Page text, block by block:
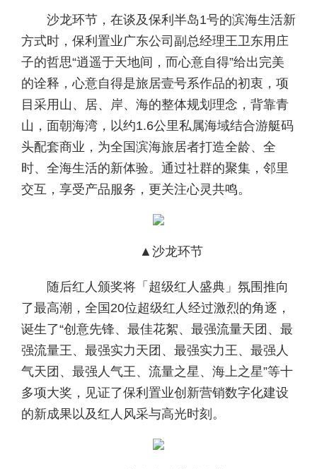
沙龙环节，在谈及保利半岛1号的滨海生活新
方式时，保利置业广东公司副总经理王卫东用庄
子的哲思“逍遥于天地间，而心意自得”给出完美
的诠释，心意自得是旅居壹号系作品的初衷，项
目采用山、居、岸、海的整体规划理念，背靠青
山，面朝海湾，以约1.6公里私属海域结合游艇码
头配套商业，为全国滨海旅居者打造全龄、全
时、全海生活的新体验。通过社群的聚集，邻里
交互，享受产品服务，更关注心灵共鸣。
▲沙龙环节
随后红人颁奖将「超级红人盛典」氛围推向
了最高潮，全国20位超级红人经过激烈的角逐，
诞生了“创意先锋、最佳花絮、最强流量天团、最
强流量王、最强实力天团、最强实力王、最强人
气天团、最强人气王、流量之星、海上之星”等十
多项大奖，见证了保利置业创新营销数字化建设
的新成果以及红人风采与高光时刻。